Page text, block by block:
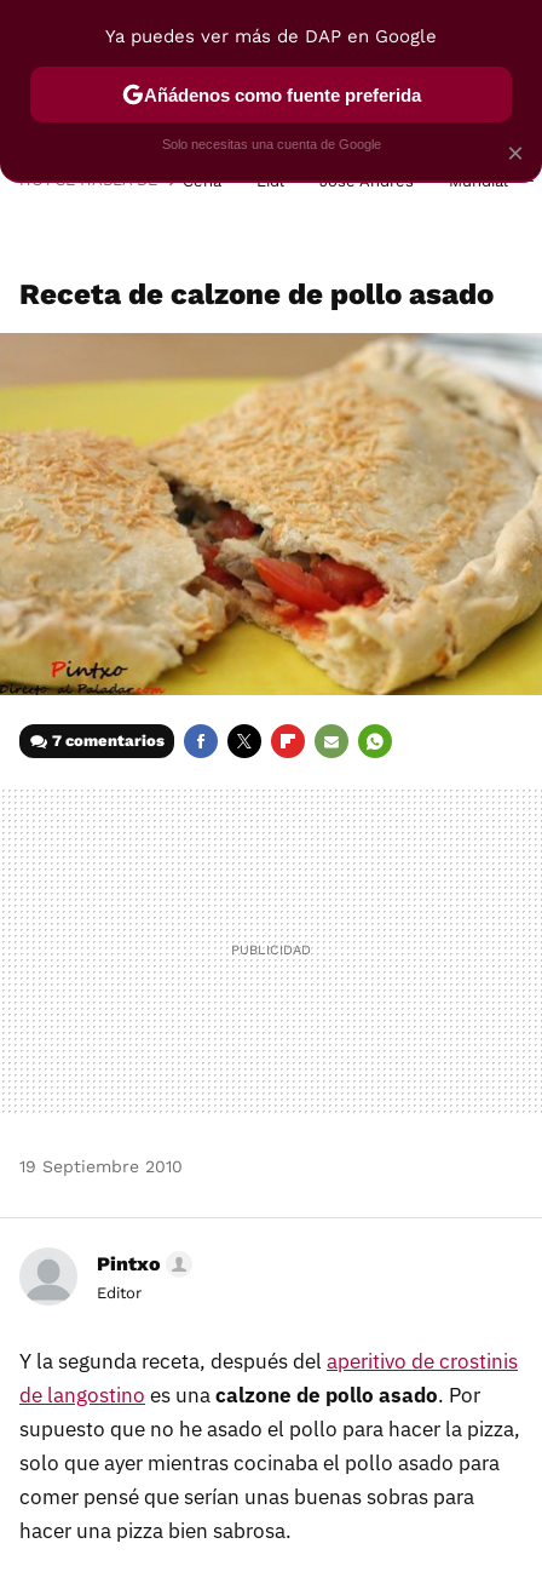
POSTRES VIAJES SELECCIÓN VEGUI
HOY SE HABLA DE Cena Lidl José Andrés Mundial
Receta de calzone de pollo asado
7 comentarios
MAIL
19 Septiembre 2010
Pintxo
Editor
Y la segunda receta, después del aperitivo de crostinis
de langostino es unacalzone de pollo asado. Por
supuesto que no he asado el pollo para hacer la pizza,
solo que ayer mientras cocinaba el pollo asado para
comer pensé que serían unas buenas sobras para
hacer una pizza bien sabrosa.
×
Ya puedes ver más de DAP en Google
Añádenos como fuente preferida
Solo necesitas una cuenta de Google